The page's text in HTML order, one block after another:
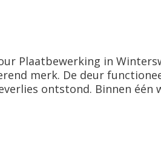
Plaatbewerking in
merk. De deur
ontstond. Binnen één